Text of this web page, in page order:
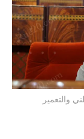
والتعمير